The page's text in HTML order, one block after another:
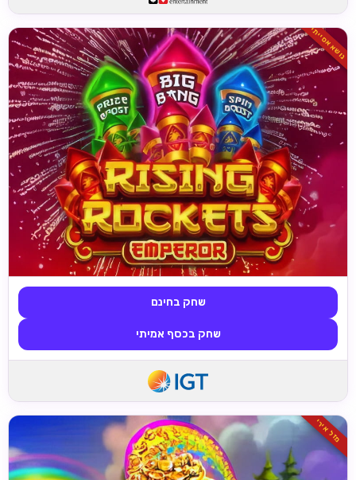
נושא אסייתי
שחק בחינם
שחק בכסף אמיתי
מזל אירי